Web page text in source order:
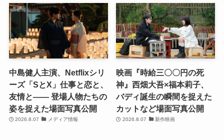
中島健人主演、Netflixシリ
ーズ「SとX」仕事と恋と、
友情と―― 登場人物たちの
姿を捉えた場面写真公開
2026.8.07 メディア情報
映画『時給三〇〇円の死
神』西畑大吾×福本莉子、
バディ誕生の瞬間を捉えた
カットなど場面写真公開
2026.8.07 新作映画